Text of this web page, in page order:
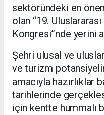
sektöründeki en
olan “19.
Kongresi”nde yerini
Şehri ulusal ve
ve turizm
amacıyla hazırlıklar
tarihlerinde
için kentte hummalı